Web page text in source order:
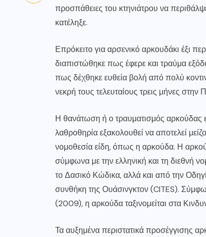
προσπάθειες του κτηνιάτρου να
κατέληξε.
Επρόκειτο για αρσενικό αρκουδάκι έξι
διαπιστώθηκε πως έφερε και τραύμα
πως δέχθηκε ευθεία βολή από πολύ
νεκρή τους τελευταίους τρεις μήνες στην
Η θανάτωση ή ο τραυματισμός αρκούδας
λαθροθηρία εξακολουθεί να αποτελεί
νομοθεσία είδη, όπως η αρκούδα. Η
σύμφωνα με την ελληνική και τη διεθνή
το Δασικό Κώδικα, αλλά και από την
συνθήκη της Ουάσινγκτον (CITES).
(2009), η αρκούδα ταξινομείται στα
Τα αυξημένα περιστατικά προσέγγισης